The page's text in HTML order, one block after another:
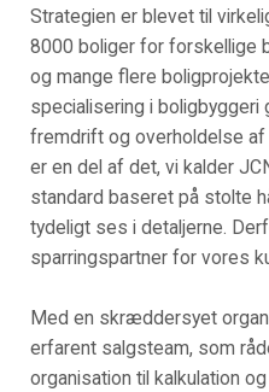
Strategien er blevet til
8000 boliger for forskellige
og mange flere
specialisering i boligbyggeri
fremdrift og overholdelse
er en del af det, vi kalder
standard baseret på stolte
tydeligt ses i detaljerne.
sparringspartner for vores
Med en skræddersyet
erfarent salgsteam, som
organisation til kalkulation